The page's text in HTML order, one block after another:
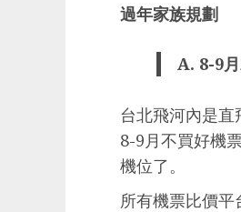
過年家族規劃
A. 8-9
台北飛河內是直
8-9月不買好機
機位了。
所有機票比價